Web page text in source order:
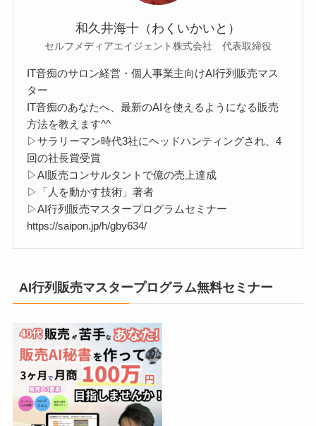
和久井海十（わくいかいと）
セルフメディアエイジェント株式会社 代表取締役
IT音痴のサロン経営・個人事業主向けAI行列販売マス
ター
IT音痴のあなたへ、最新のAIを使えるようになる販売
方法を教えます^^
▷サラリーマン時代3社にヘッドハンティングされ、4
回の社長賞受賞
▷AI販売コンサルタントで億の売上達成
▷「人を動かす技術」著者
▷AI行列販売マスタープログラムセミナー
https://saipon.jp/h/gby634/
AI行列販売マスタープログラム無料セミナー